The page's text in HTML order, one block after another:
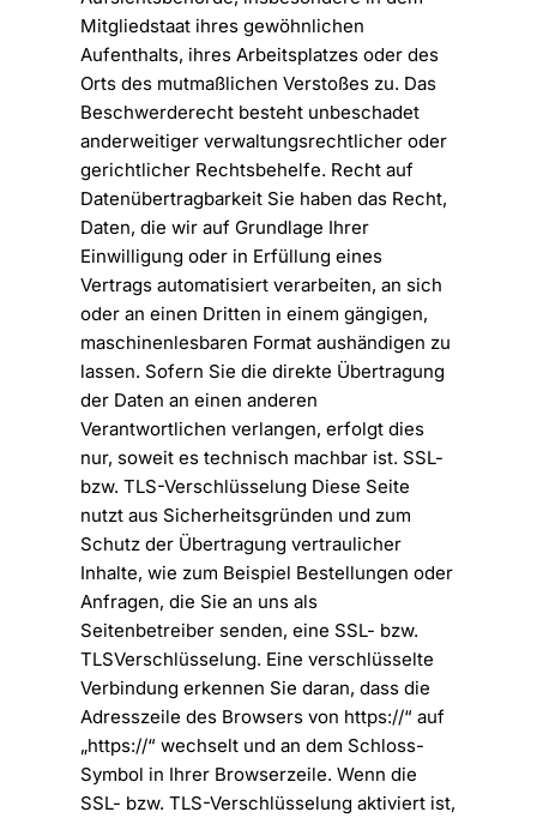
Mitgliedstaat ihres gewöhnlichen
Aufenthalts, ihres Arbeitsplatzes oder des
Orts des mutmaßlichen Verstoßes zu. Das
Beschwerderecht besteht unbeschadet
anderweitiger verwaltungsrechtlicher oder
gerichtlicher Rechtsbehelfe. Recht auf
Datenübertragbarkeit Sie haben das Recht,
Daten, die wir auf Grundlage Ihrer
Einwilligung oder in Erfüllung eines
Vertrags automatisiert verarbeiten, an sich
oder an einen Dritten in einem gängigen,
maschinenlesbaren Format aushändigen zu
lassen. Sofern Sie die direkte Übertragung
der Daten an einen anderen
Verantwortlichen verlangen, erfolgt dies
nur, soweit es technisch machbar ist. SSL-
bzw. TLS-Verschlüsselung Diese Seite
nutzt aus Sicherheitsgründen und zum
Schutz der Übertragung vertraulicher
Inhalte, wie zum Beispiel Bestellungen oder
Anfragen, die Sie an uns als
Seitenbetreiber senden, eine SSL- bzw.
TLSVerschlüsselung. Eine verschlüsselte
Verbindung erkennen Sie daran, dass die
Adresszeile des Browsers von https://“ auf
„https://“ wechselt und an dem Schloss-
Symbol in Ihrer Browserzeile. Wenn die
SSL- bzw. TLS-Verschlüsselung aktiviert ist,